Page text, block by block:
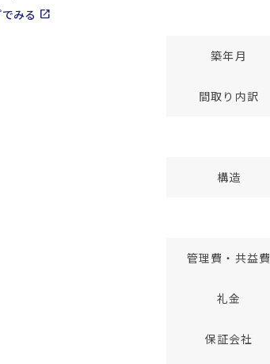
みる open_in_new
築年月
間取り内訳
構造
管理費・共益費
礼金
保証会社